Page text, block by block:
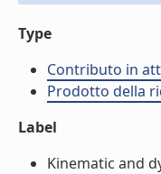
Type
Contributo in
Prodotto della
Label
Kinematic and